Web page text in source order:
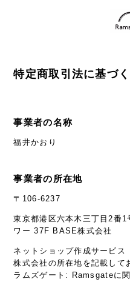
特定商取引法に基づ
事業者の名称
福井かおり
事業者の所在地
〒106-6237
東京都港区六本木三丁目2番
ワー 37F BASE株式会社
ネットショップ作成サービ
株式会社の所在地を記載して
ラムズゲート: Ramsgateに